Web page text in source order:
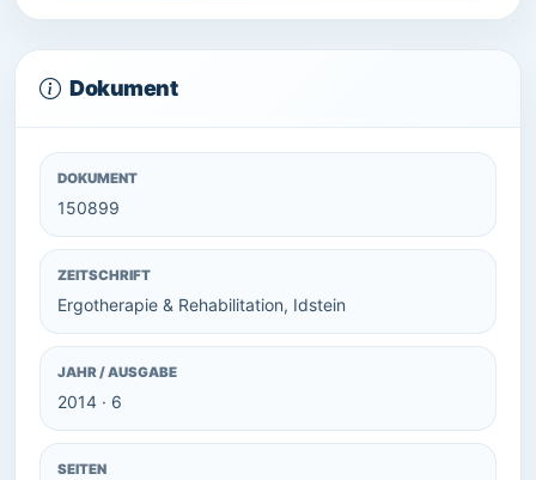
Dokument
DOKUMENT
150899
ZEITSCHRIFT
Ergotherapie & Rehabilitation, Idstein
JAHR / AUSGABE
2014 · 6
SEITEN